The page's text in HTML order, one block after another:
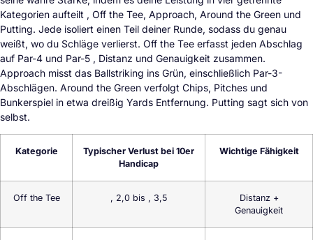
Kategorien aufteilt , Off the Tee, Approach, Around the Green und
Putting. Jede isoliert einen Teil deiner Runde, sodass du genau
weißt, wo du Schläge verlierst. Off the Tee erfasst jeden Abschlag
auf Par-4 und Par-5 , Distanz und Genauigkeit zusammen.
Approach misst das Ballstriking ins Grün, einschließlich Par-3-
Abschlägen. Around the Green verfolgt Chips, Pitches und
Bunkerspiel in etwa dreißig Yards Entfernung. Putting sagt sich von
selbst.
Kategorie
Typischer Verlust bei 10er
Handicap
Wichtige Fähigkeit
Off the Tee , 2,0 bis , 3,5
Distanz +
Genauigkeit